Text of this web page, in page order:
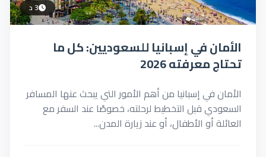
3 د
الأمان في إسبانيا للسعوديين: كل ما
تحتاج معرفته 2026
الأمان في إسبانيا من أهم الأمور التي يبحث عنها المسافر
السعودي قبل التخطيط لرحلته، خصوصًا عند السفر مع
العائلة أو الأطفال، أو عند زيارة المدن...